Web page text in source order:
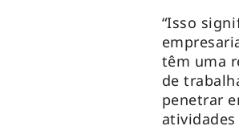
“Isso
têm uma
de
penetrar
atividades